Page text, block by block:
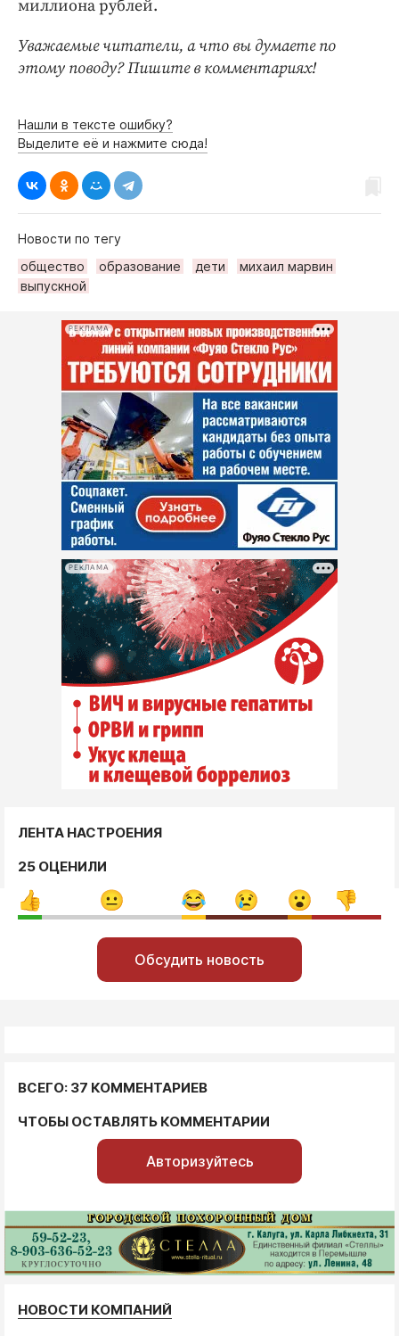
миллиона рублей.
Уважаемые читатели, а что вы думаете по
этому поводу? Пишите в комментариях!
Нашли в тексте ошибку?
Выделите её и нажмите сюда!
Новости по тегу
общество
образование дети
михаил марвин
выпускной
РЕКЛАМА
РЕКЛАМА
ЛЕНТА НАСТРОЕНИЯ
25 ОЦЕНИЛИ
Обсудить новость
ВСЕГО: 37 КОММЕНТАРИЕВ
ЧТОБЫ ОСТАВЛЯТЬ КОММЕНТАРИИ
Авторизуйтесь
НОВОСТИ КОМПАНИЙ